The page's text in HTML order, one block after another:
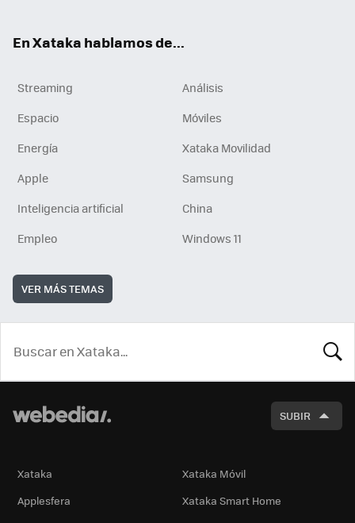
En Xataka hablamos de...
Streaming
Análisis
Espacio
Móviles
Energía
Xataka Movilidad
Apple
Samsung
Inteligencia artificial
China
Empleo
Windows 11
VER MÁS TEMAS
SUBIR
Xataka
Xataka Móvil
Applesfera
Xataka Smart Home